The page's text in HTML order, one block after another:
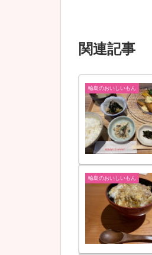
関連記事
輪島のおいしいもん
輪島のおいしいもん